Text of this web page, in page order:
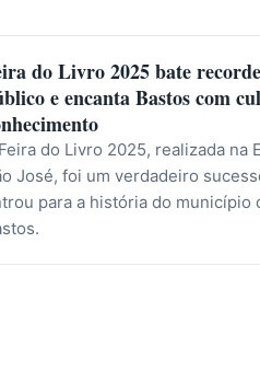
do Livro 2025 bate
e encanta Bastos com
do Livro 2025, realizada na
José, foi um verdadeiro
para a história do município